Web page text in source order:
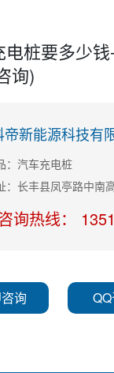
电桩要多少
询)
帝新能源科技有
：汽车充电桩
询热线：
询